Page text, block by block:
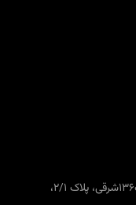
تهران، تهران پارس، فلکه اول، خ پروین نبش ک136شرقی، پلاک 2/1،